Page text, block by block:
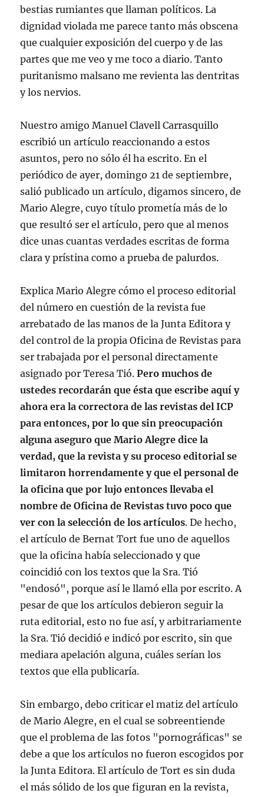
bestias rumiantes que llaman políticos. La
dignidad violada me parece tanto más obscena
que cualquier exposición del cuerpo y de las
partes que me veo y me toco a diario. Tanto
puritanismo malsano me revienta las dentritas
y los nervios.
Nuestro amigo Manuel Clavell Carrasquillo
escribió un artículo reaccionando a estos
asuntos, pero no sólo él ha escrito. En el
periódico de ayer, domingo 21 de septiembre,
salió publicado un artículo, digamos sincero, de
Mario Alegre, cuyo título prometía más de lo
que resultó ser el artículo, pero que al menos
dice unas cuantas verdades escritas de forma
clara y prístina como a prueba de palurdos.
Explica Mario Alegre cómo el proceso editorial
del número en cuestión de la revista fue
arrebatado de las manos de la Junta Editora y
del control de la propia Oficina de Revistas para
ser trabajada por el personal directamente
asignado por Teresa Tió.Pero muchos de
ustedes recordarán que ésta que escribe aquí y
ahora era la correctora de las revistas del ICP
para entonces, por lo que sin preocupación
alguna aseguro que Mario Alegre dice la
verdad, que la revista y su proceso editorial se
limitaron horrendamente y que el personal de
la oficina que por lujo entonces llevaba el
nombre de Oficina de Revistas tuvo poco que
ver con la selección de los artículos. De hecho,
el artículo de Bernat Tort fue uno de aquellos
que la oficina había seleccionado y que
coincidió con los textos que la Sra. Tió
"endosó", porque así le llamó ella por escrito. A
pesar de que los artículos debieron seguir la
ruta editorial, esto no fue así, y arbitrariamente
la Sra. Tió decidió e indicó por escrito, sin que
mediara apelación alguna, cuáles serían los
textos que ella publicaría.
Sin embargo, debo criticar el matiz del artículo
de Mario Alegre, en el cual se sobreentiende
que el problema de las fotos "pornográficas" se
debe a que los artículos no fueron escogidos por
la Junta Editora. El artículo de Tort es sin duda
el más sólido de los que figuran en la revista,